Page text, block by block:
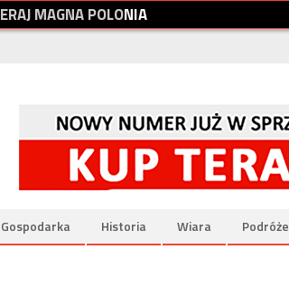
ERAJMAGNAPOLONIA
Gospodarka Historia Wiara Podróże